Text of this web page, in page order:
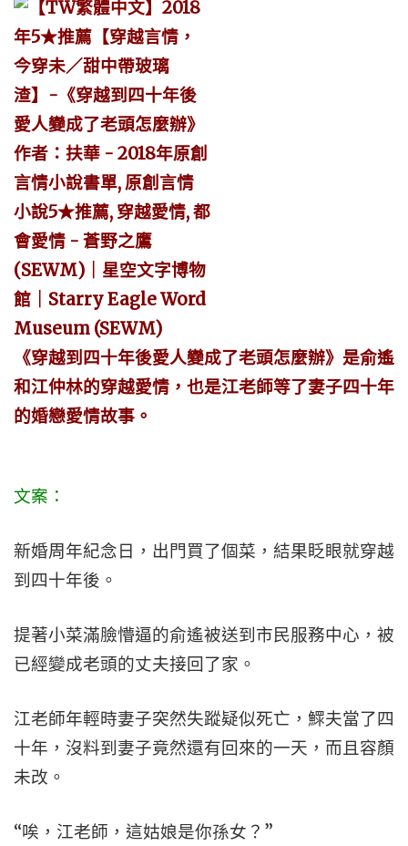
《穿越到四十年後愛人變成了老頭怎麼辦》是俞遙
和江仲林的穿越愛情，也是江老師等了妻子四十年
的婚戀愛情故事。
文案：
新婚周年紀念日，出門買了個菜，結果眨眼就穿越
到四十年後。
提著小菜滿臉懵逼的俞遙被送到市民服務中心，被
已經變成老頭的丈夫接回了家。
江老師年輕時妻子突然失蹤疑似死亡，鰥夫當了四
十年，沒料到妻子竟然還有回來的一天，而且容顏
未改。
“唉，江老師，這姑娘是你孫女？”